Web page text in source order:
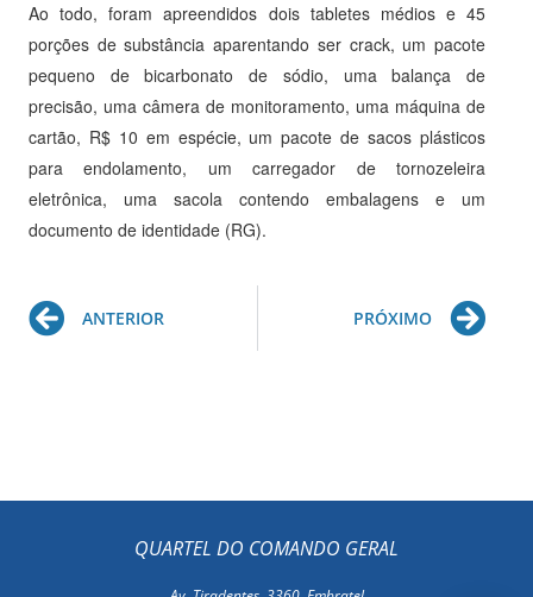
Ao todo, foram apreendidos dois tabletes médios e 45
porções de substância aparentando ser crack, um pacote
pequeno de bicarbonato de sódio, uma balança de
precisão, uma câmera de monitoramento, uma máquina de
cartão, R$ 10 em espécie, um pacote de sacos plásticos
para endolamento, um carregador de tornozeleira
eletrônica, uma sacola contendo embalagens e um
documento de identidade (RG).
Prev
ANTERIOR PRÓXIMO
QUARTEL DO COMANDO GERAL